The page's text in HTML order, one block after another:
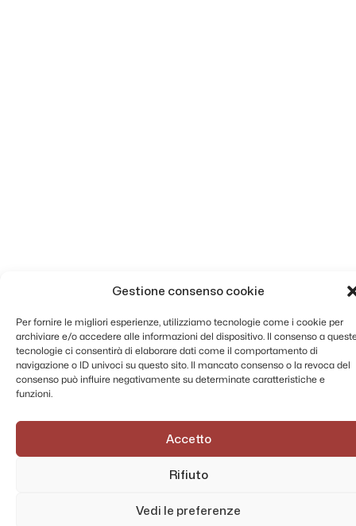
Gestione consenso cookie
Per fornire le migliori esperienze, utilizziamo tecnologie come i cookie per
archiviare e/o accedere alle informazioni del dispositivo. Il consenso a
tecnologie ci consentirà di elaborare dati come il comportamento di
navigazione o ID univoci su questo sito. Il mancato consenso o la revoca del
consenso può influire negativamente su determinate caratteristiche e
funzioni.
Accetto
Rifiuto
Vedi le preferenze